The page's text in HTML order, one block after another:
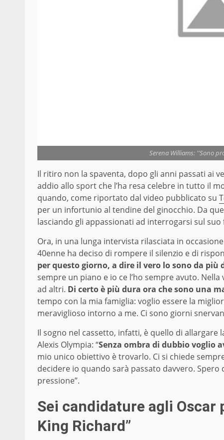
Serena Williams: ''Sono
Il ritiro non la spaventa, dopo gli anni passati ai
addio allo sport che l’ha resa celebre in tutto il
quando, come riportato dal video pubblicato su
per un infortunio al tendine del ginocchio. Da
lasciando gli appassionati ad interrogarsi sul
Ora, in una lunga intervista rilasciata in
40enne ha deciso di rompere il silenzio e di
per questo giorno, a dire il vero lo sono da più
sempre un piano e io ce l’ho sempre avuto.
ad altri. Di certo è più dura ora che sono una
tempo con la mia famiglia: voglio essere la
meraviglioso intorno a me. Ci sono giorni
Il sogno nel cassetto, infatti, è quello di
Alexis Olympia: “Senza ombra di dubbio voglio
mio unico obiettivo è trovarlo. Ci si chiede
decidere io quando sarà passato davvero.
pressione”.
Sei candidature agli Oscar
King Richard”